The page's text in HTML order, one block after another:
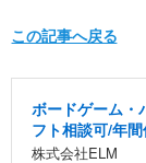
この記事へ戻る
ボードゲーム・
フト相談可/年
株式会社ELM